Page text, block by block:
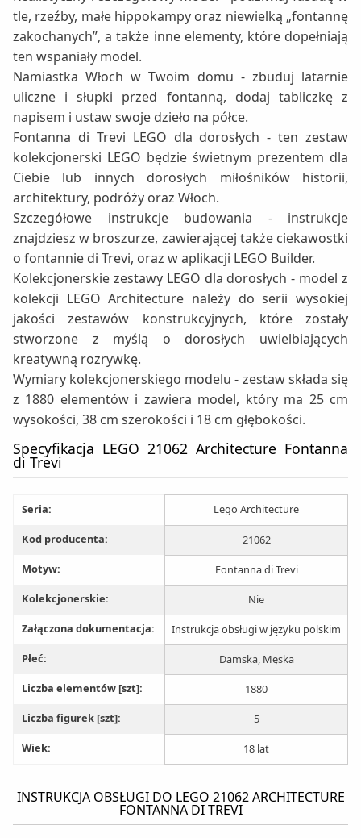
tle, rzeźby, małe hippokampy oraz niewielką „fontannę
zakochanych”, a także inne elementy, które dopełniają
ten wspaniały model.
Namiastka Włoch w Twoim domu - zbuduj latarnie
uliczne i słupki przed fontanną, dodaj tabliczkę z
napisem i ustaw swoje dzieło na półce.
Fontanna di Trevi LEGO dla dorosłych - ten zestaw
kolekcjonerski LEGO będzie świetnym prezentem dla
Ciebie lub innych dorosłych miłośników historii,
architektury, podróży oraz Włoch.
Szczegółowe instrukcje budowania - instrukcje
znajdziesz w broszurze, zawierającej także ciekawostki
o fontannie di Trevi, oraz w aplikacji LEGO Builder.
Kolekcjonerskie zestawy LEGO dla dorosłych - model z
kolekcji LEGO Architecture należy do serii wysokiej
jakości zestawów konstrukcyjnych, które zostały
stworzone z myślą o dorosłych uwielbiających
kreatywną rozrywkę.
Wymiary kolekcjonerskiego modelu - zestaw składa się
z 1880 elementów i zawiera model, który ma 25 cm
wysokości, 38 cm szerokości i 18 cm głębokości.
Specyfikacja LEGO 21062 Architecture Fontanna
di Trevi
Seria: Lego Architecture
Kod producenta:
21062
Motyw:
Fontanna di Trevi
Kolekcjonerskie:
Nie
Załączona dokumentacja:
Instrukcja obsługi w języku polskim
Płeć:
Damska, Męska
Liczba elementów [szt]:
1880
Liczba figurek [szt]:
5
Wiek:
18 lat
INSTRUKCJA OBSŁUGI DO LEGO 21062 ARCHITECTURE
FONTANNA DI TREVI